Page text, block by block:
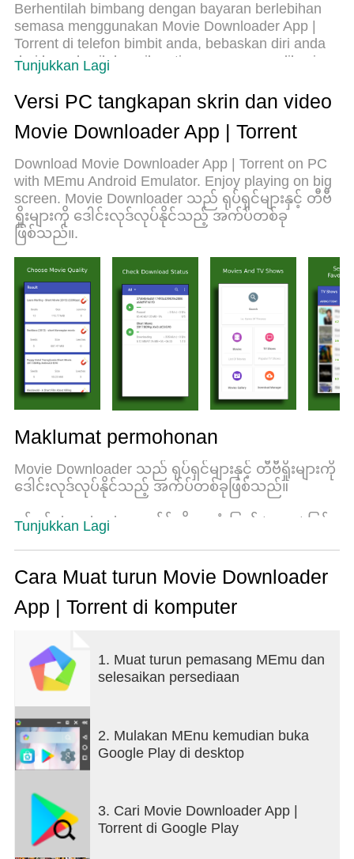
Berhentilah bimbang dengan bayaran berlebihan
semasa menggunakan Movie Downloader App |
Torrent di telefon bimbit anda, bebaskan diri anda
dari layar kecil dan nikmati penggunaan aplikasi
pada paparan yang jauh lebih besar. Mulai
sekarang, dapatkan pengalaman skrin penuh
aplikasi anda dengan papan kekunci dan tetikus.
MEmu Play semua ciri mengejutkan yang anda
mudah, kawalan intuitif, tidak ada batasan bateri,
data mudah alih, dan panggilan yang mengganggu.
MEmu 9 yang baru adalah pilihan terbaik untuk
menggunakan Movie Downloader App | Torrent di
komputer anda. Dikodkan dengan penyerapan
pembukaan 2 atau lebih akaun pada masa yang
sama mungkin. Dan yang paling penting, mesin
emulasi eksklusif kami dapat melepaskan potensi
penuh PC anda, menjadikan semuanya lancar dan
menyeronokkan.
Tunjukkan Lagi
Versi PC tangkapan skrin dan video
Movie Downloader App | Torrent
Download Movie Downloader App | Torrent on PC
with MEmu Android Emulator. Enjoy playing on big
screen. Movie Downloader သည် ရုပ်ရှင်များနှင့် တီဗီ
ရှိုးများကို ဒေါင်းလုဒ်လုပ်နိုင်သည့် အက်ပ်တစ်ခု
ဖြစ်သည်။.
Maklumat permohonan
Movie Downloader သည် ရုပ်ရှင်များနှင့် တီဗီရှိုးများကို
ဒေါင်းလုဒ်လုပ်နိုင်သည့် အက်ပ်တစ်ခုဖြစ်သည်။
ရုပ်ရှင် downloader အက်ပ်ကို အသုံးပြု၍ torrent ဖြင့်
မည်သည့်ရုပ်ရှင်ကိုမဆို ဒေါင်းလုဒ်လုပ်နိုင်သည်။ Movie
ဖော်မတ်ဖြင့် ပံ့ပိုးပေးသည်။ ဤ Movie Downloader အ
ကို HD အရည်အသွေးပြည့်ရုပ်ရှင်ဖြင့် ဒေါင်းလုဒ်လုပ်
Downloader အက်ပ်ကို အသုံးပြု၍ ဘောလီးဝုဒ်၊ ဟော
လိဝုဒ်နှင့် တောင်ဘက်ရုပ်ရှင်အားလုံးကို အခမဲ့ရှာဖွေ
နိုင်သည်။ ကမ္ဘာတစ်ဝှမ်းရှိ ရုပ်ရှင်များကိုလည်း ရှာဖွေနိုင်
ပါသည်။ Torrent movie downloader အက်ပ်သည်
သော ဖြေရှင်းချက်ဖြစ်သည်။
အကောင်းဆုံးရုပ်ရှင်များကို တိုက်ရိုက်ကြည့်ရှုခံစားနိုင်
စေမည့် အက်ပ်တစ်ခုဖြစ်သည်။ အပိုင်းများကို အက်ပ်မှ
တိုက်ရိုက်ကြည့်ရှုရုံသာမက ၎င်းတို့ကို သင့်
Tunjukkan Lagi
Cara Muat turun Movie Downloader
App | Torrent di komputer
1. Muat turun pemasang MEmu dan
selesaikan persediaan
2. Mulakan MEnu kemudian buka
Google Play di desktop
3. Cari Movie Downloader App |
Torrent di Google Play